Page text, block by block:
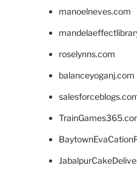
manoelneves.com
roselynns.com
balanceyoganj.com